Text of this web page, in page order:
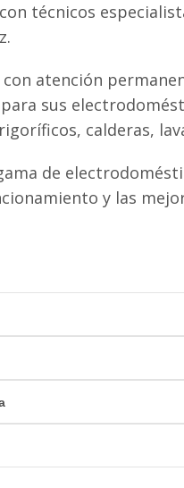
técnicos
atención
sus
calderas,
de
y las